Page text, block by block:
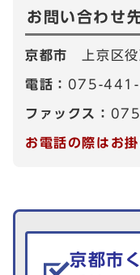
お問い合わせ
京都市 上京区
電話： 075-
ファックス：
お電話の際はお
生活情報を探
京都市